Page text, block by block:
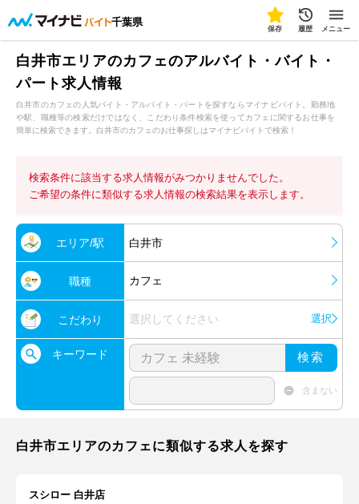
千葉県
保存 履歴 メニュー
白井市エリアのカフェのアルバイト・バイト・
パート求人情報
白井市のカフェの人気バイト・アルバイト・パートを探すならマイナビバイト。勤務地
や駅、職種等の検索だけではなく、こだわり条件検索を使ってカフェに関するお仕事を
簡単に検索できます。白井市のカフェのお仕事探しはマイナビバイトで検索！
検索条件に該当する求人情報がみつかりませんでした。
ご希望の条件に類似する求人情報の検索結果を表示します。
エリア/駅 白井市
職種 カフェ
こだわり 選択してください 選択
キーワード 検索
含まない
白井市エリアのカフェに類似する求人を探す
スシロー 白井店